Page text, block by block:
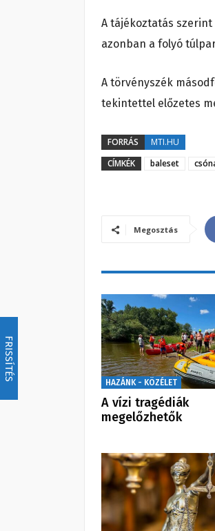
FRISSÍTÉS
A tájékoztatás
azonban a folyó
A törvényszék
tekintettel előzetes
FORRÁS
MTI.HU
CÍMKÉK
baleset
Megosztás
HAZÁNK - KÖZÉLET
A vízi tragédiák
megelőzhetők